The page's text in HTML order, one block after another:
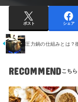
ポスト シェア
圧力鍋の仕組みとは？
RECOMMEND